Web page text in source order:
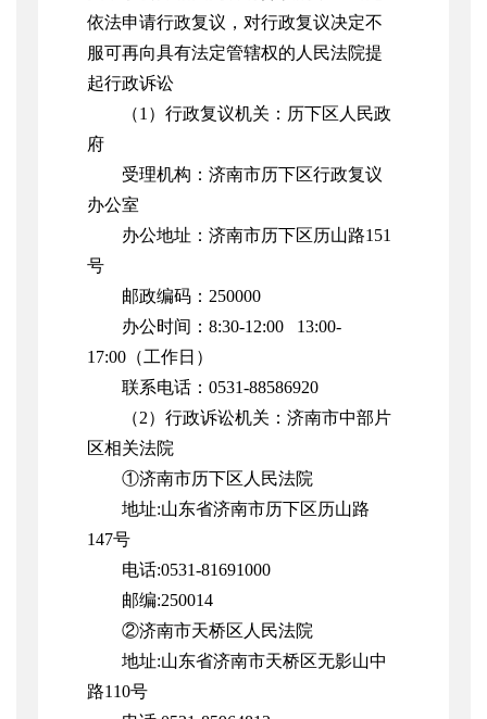
依法申请行政复议，对行政复议决定不
服可再向具有法定管辖权的人民法院提
起行政诉讼
（1）行政复议机关：历下区人民政
府
受理机构：济南市历下区行政复议
办公室
办公地址：济南市历下区历山路151
号
邮政编码：250000
办公时间：8:30-12:00 13:00-
17:00（工作日）
联系电话：0531-88586920
（2）行政诉讼机关：济南市中部片
区相关法院
①济南市历下区人民法院
地址:山东省济南市历下区历山路
147号
电话:0531-81691000
邮编:250014
②济南市天桥区人民法院
地址:山东省济南市天桥区无影山中
路110号